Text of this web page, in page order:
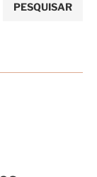
PESQUISAR